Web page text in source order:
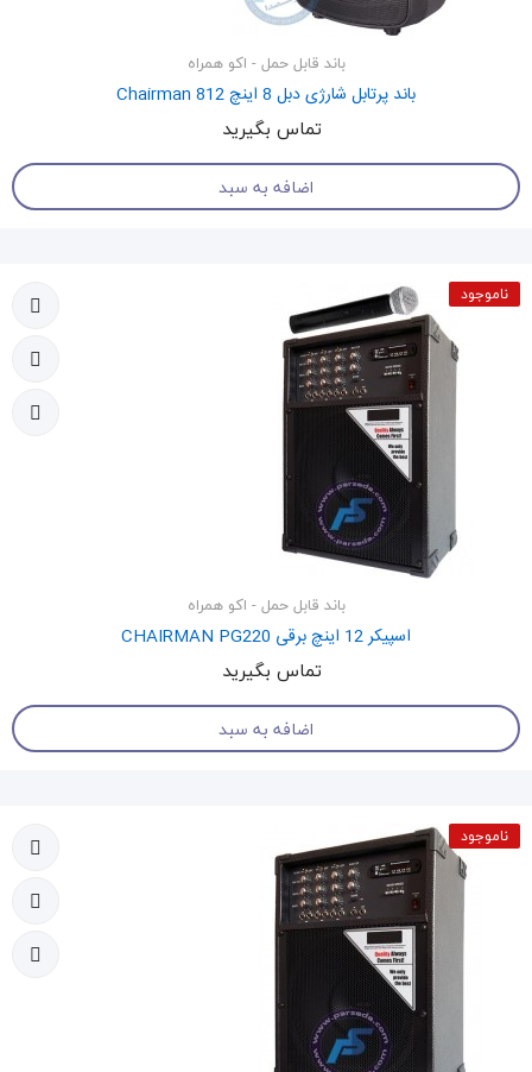
باند قابل حمل - اکو همراه
باند پرتابل شارژی دبل 8 اینچ Chairman 812
تماس بگیرید
اضافه به سبد
ناموجود
باند قابل حمل - اکو همراه
اسپیکر 12 اینچ برقی CHAIRMAN PG220
تماس بگیرید
اضافه به سبد
ناموجود